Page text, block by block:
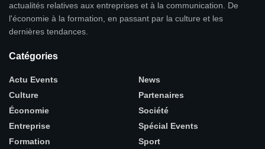
actualités relatives aux entreprises et à la communication. De
l'économie à la formation, en passant par la culture et les
dernières tendances.
Catégories
Actu Events
Culture
Économie
Entreprise
Formation
News
Partenaires
Société
Spécial Events
Sport